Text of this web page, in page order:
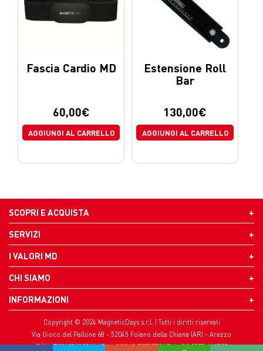
Fascia Cardio MD
60,00€
AGGIUNGI AL CARRELLO
Estensione Roll
Bar
130,00€
AGGIUNGI AL CARRELLO
SCOPRI E ACQUISTA
SERVIZI
I VALORI MD
CHI SIAMO
INFORMAZIONI
Copyright © 2024 MagneticDays s.r.l. | Tutti i diritti riservati
Via Gioco del Pallone 68 - 52045 Foiano della Chiana (AR) - Arezzo
P.IVA IT02453180511 | Tel. +39 348 7078770 | Tel. +39 0575 640522